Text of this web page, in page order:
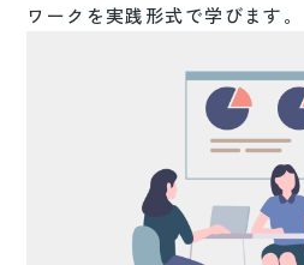
ワークを実践形式で学びます。